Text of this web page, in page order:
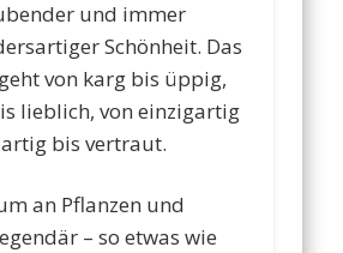
und immer
Schönheit. Das
von karg bis üppig,
lieblich, von einzigartig
bis vertraut.
an Pflanzen und
– so etwas wie